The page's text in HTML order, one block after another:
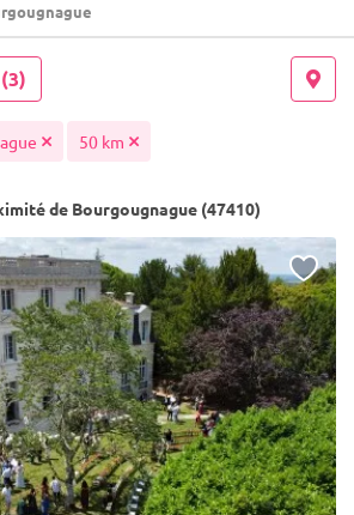
(3)
50 km
de Bourgougnague (47410)